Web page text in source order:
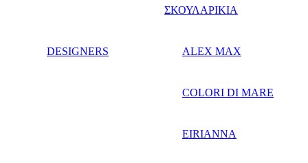
ΣΚΟΥΛΑΡΙΚΙΑ
DESIGNERS ALEX MAX
COLORI DI MARE
EIRIANNA